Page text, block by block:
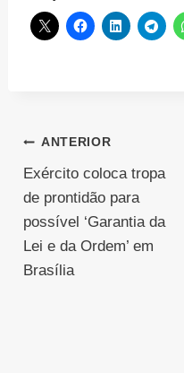
Navegação
de
Post
ANTERIOR
Exército coloca tropa
de prontidão para
possível ‘Garantia da
Lei e da Ordem’ em
Brasília